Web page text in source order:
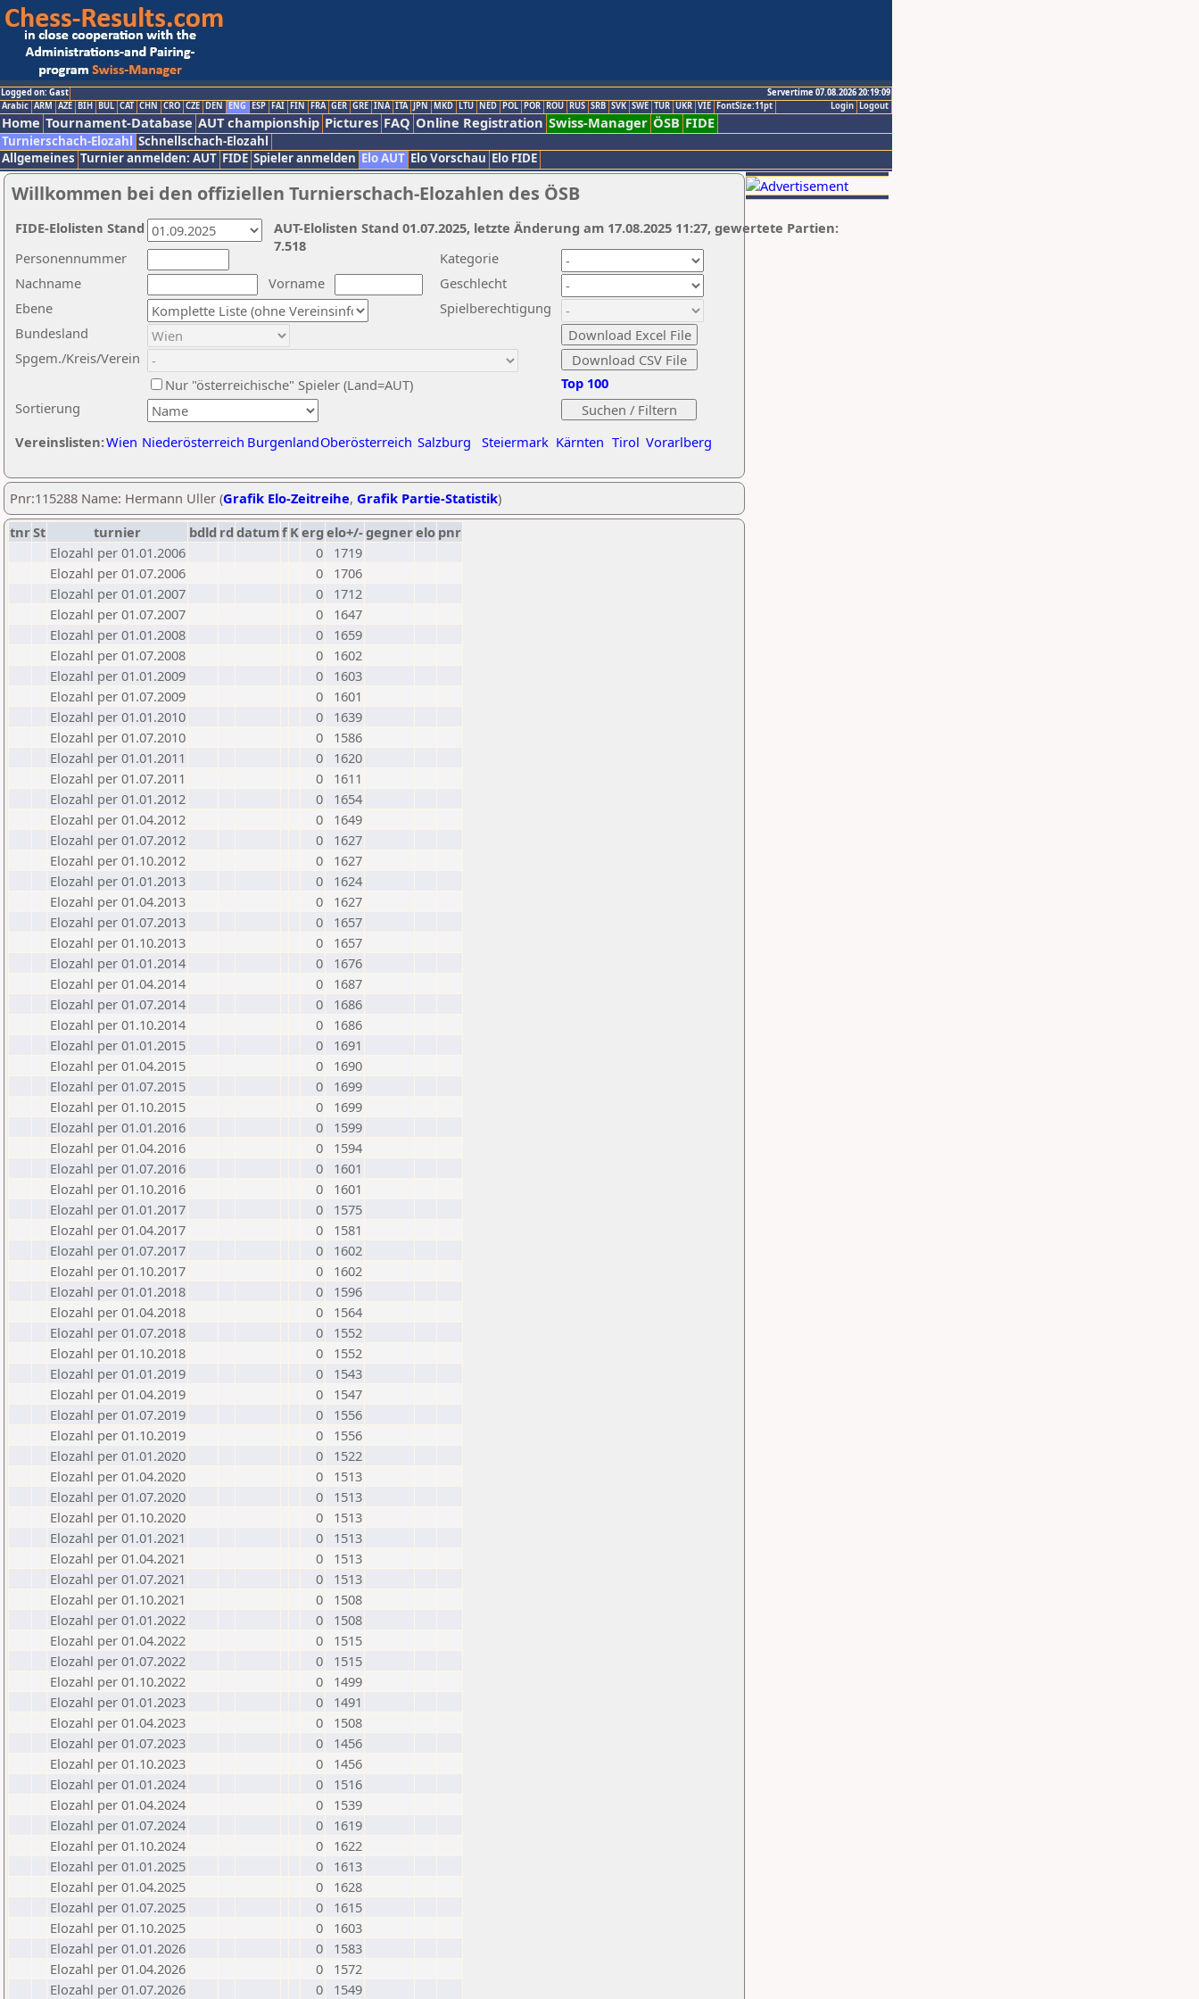
Logged on: Gast
Servertime 07.08.2026 20:19:09
Logout
Login
Arabic ARM AZE BIH BUL CAT CHN CRO CZE DEN ENG ESP FAI FIN FRA GER GRE INA ITA JPN MKD LTU NED POL POR ROU RUS SRB SVK SWE TUR UKR VIE FontSize:11pt
Home Tournament-Database AUT championship Pictures FAQ Online Registration Swiss-Manager ÖSB FIDE
Turnierschach-Elozahl Schnellschach-Elozahl
Allgemeines Turnier anmelden: AUT FIDE Spieler anmelden Elo AUT Elo Vorschau Elo FIDE
Willkommen bei den offiziellen Turnierschach-Elozahlen des ÖSB
Nachname
Vorname
Ebene
Kategorie
Sortierung
Personennummer
Bundesland
Spgem./Kreis/Verein
Geschlecht
Nur "österreichische" Spieler (Land=AUT)
Spielberechtigung
Vereinslisten:Wien Niederösterreich BurgenlandOberösterreich Salzburg Steiermark Kärnten Tirol Vorarlberg
Top 100
AUT-Elolisten Stand 01.07.2025, letzte Änderung am 17.08.2025 11:27, gewertete Partien:
7.518
FIDE-Elolisten Stand
Pnr:115288 Name: Hermann Uller (Grafik Elo-Zeitreihe, Grafik Partie-Statistik)
tnrSt turnier bdld rd datumf Kerg elo+/-gegnerelo pnr
Elozahl per 01.01.2006
0
1719
Elozahl per 01.07.2006
0
1706
Elozahl per 01.01.2007
0
1712
Elozahl per 01.07.2007
0
1647
Elozahl per 01.01.2008
0
1659
Elozahl per 01.07.2008
0
1602
Elozahl per 01.01.2009
0
1603
Elozahl per 01.07.2009
0
1601
Elozahl per 01.01.2010
0
1639
Elozahl per 01.07.2010
0
1586
Elozahl per 01.01.2011
0
1620
Elozahl per 01.07.2011
0
1611
Elozahl per 01.01.2012
0
1654
Elozahl per 01.04.2012
0
1649
Elozahl per 01.07.2012
0
1627
Elozahl per 01.10.2012
0
1627
Elozahl per 01.01.2013
0
1624
Elozahl per 01.04.2013
0
1627
Elozahl per 01.07.2013
0
1657
Elozahl per 01.10.2013
0
1657
Elozahl per 01.01.2014
0
1676
Elozahl per 01.04.2014
0
1687
Elozahl per 01.07.2014
0
1686
Elozahl per 01.10.2014
0
1686
Elozahl per 01.01.2015
0
1691
Elozahl per 01.04.2015
0
1690
Elozahl per 01.07.2015
0
1699
Elozahl per 01.10.2015
0
1699
Elozahl per 01.01.2016
0
1599
Elozahl per 01.04.2016
0
1594
Elozahl per 01.07.2016
0
1601
Elozahl per 01.10.2016
0
1601
Elozahl per 01.01.2017
0
1575
Elozahl per 01.04.2017
0
1581
Elozahl per 01.07.2017
0
1602
Elozahl per 01.10.2017
0
1602
Elozahl per 01.01.2018
0
1596
Elozahl per 01.04.2018
0
1564
Elozahl per 01.07.2018
0
1552
Elozahl per 01.10.2018
0
1552
Elozahl per 01.01.2019
0
1543
Elozahl per 01.04.2019
0
1547
Elozahl per 01.07.2019
0
1556
Elozahl per 01.10.2019
0
1556
Elozahl per 01.01.2020
0
1522
Elozahl per 01.04.2020
0
1513
Elozahl per 01.07.2020
0
1513
Elozahl per 01.10.2020
0
1513
Elozahl per 01.01.2021
0
1513
Elozahl per 01.04.2021
0
1513
Elozahl per 01.07.2021
0
1513
Elozahl per 01.10.2021
0
1508
Elozahl per 01.01.2022
0
1508
Elozahl per 01.04.2022
0
1515
Elozahl per 01.07.2022
0
1515
Elozahl per 01.10.2022
0
1499
Elozahl per 01.01.2023
0
1491
Elozahl per 01.04.2023
0
1508
Elozahl per 01.07.2023
0
1456
Elozahl per 01.10.2023
0
1456
Elozahl per 01.01.2024
0
1516
Elozahl per 01.04.2024
0
1539
Elozahl per 01.07.2024
0
1619
Elozahl per 01.10.2024
0
1622
Elozahl per 01.01.2025
0
1613
Elozahl per 01.04.2025
0
1628
Elozahl per 01.07.2025
0
1615
Elozahl per 01.10.2025
0
1603
Elozahl per 01.01.2026
0
1583
Elozahl per 01.04.2026
0
1572
Elozahl per 01.07.2026
0 1549